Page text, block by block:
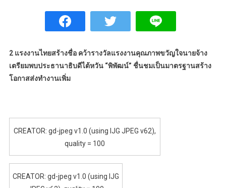
2 แรงงานไทยสร้างชื่อ คว้ารางวัลแรงงานคุณภาพขวัญใจนายจ้าง
เตรียมพบประธานาธิบดีไต้หวัน “พิพัฒน์” ชื่นชมเป็นมาตรฐานสร้าง
โอกาสส่งทำงานเพิ่ม
CREATOR: gd-jpeg v1.0 (using IJG JPEG v62),
quality = 100
CREATOR: gd-jpeg v1.0 (using IJG